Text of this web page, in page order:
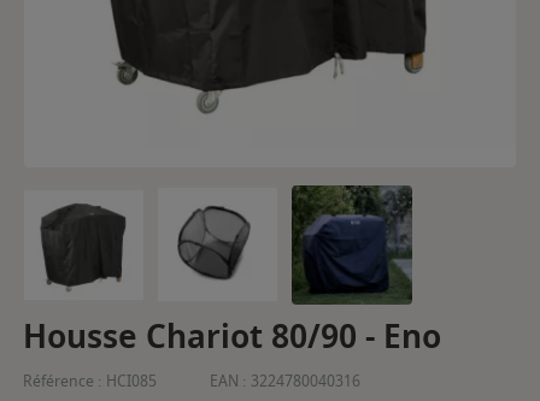
Housse Chariot 80/90 - Eno
Référence : HCI085 EAN : 3224780040316